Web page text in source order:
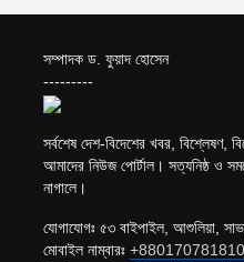
সম্পাদক ড. ফুয়াদ হোসেন
---------
সর্বশেষ দেশ-বিদেশের খবর, বিশ্লেষণ,
আমাদের নিউজ পোর্টাল। সত্যনিষ্ঠ ও
নাগালে।
যোগাযোগঃ ৫৩ বাইপাইল, আশুলিয়া,
মোবাইল নাম্বারঃ